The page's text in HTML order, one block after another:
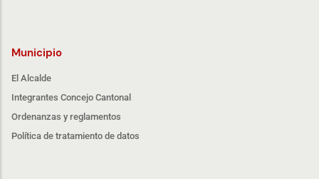
Municipio
El Alcalde
Integrantes Concejo Cantonal
Ordenanzas y reglamentos
Política de tratamiento de datos